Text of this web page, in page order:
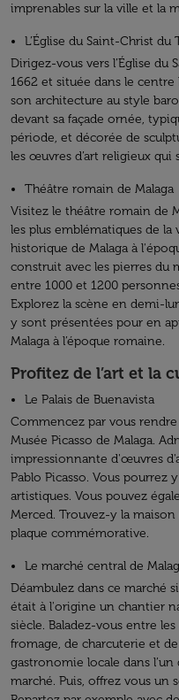
imprenables sur la ville et la
L’Église du Saint-Christ du
Dirigez-vous vers l’Église
1662 et située dans le
son architecture au style
devant sa façade ornée,
période, et décorée de
les œuvres d’art religieux qui
Théâtre romain de Malaga
Visitez le théâtre romain de
les plus emblématiques de
historique de Malaga à
construit avec les pierres du
entre 1000 et 1200
Explorez la scène en demi-
y sont présentées pour en
Malaga à l’époque romaine.
Profitez de l’art et la
Le Palais de Buenavista
Commencez par vous
Musée Picasso de Malaga.
impressionnante d'œuvres
Pablo Picasso. Vous pourrez
artistiques. Vous pouvez
Merced. Trouvez-y la maison
plaque commémorative.
Le marché central de
Déambulez dans ce marché
était à l'origine un chantier
siècle. Baladez-vous entre
fromage, de charcuterie et
gastronomie locale dans
marché. Puis, offrez vous un